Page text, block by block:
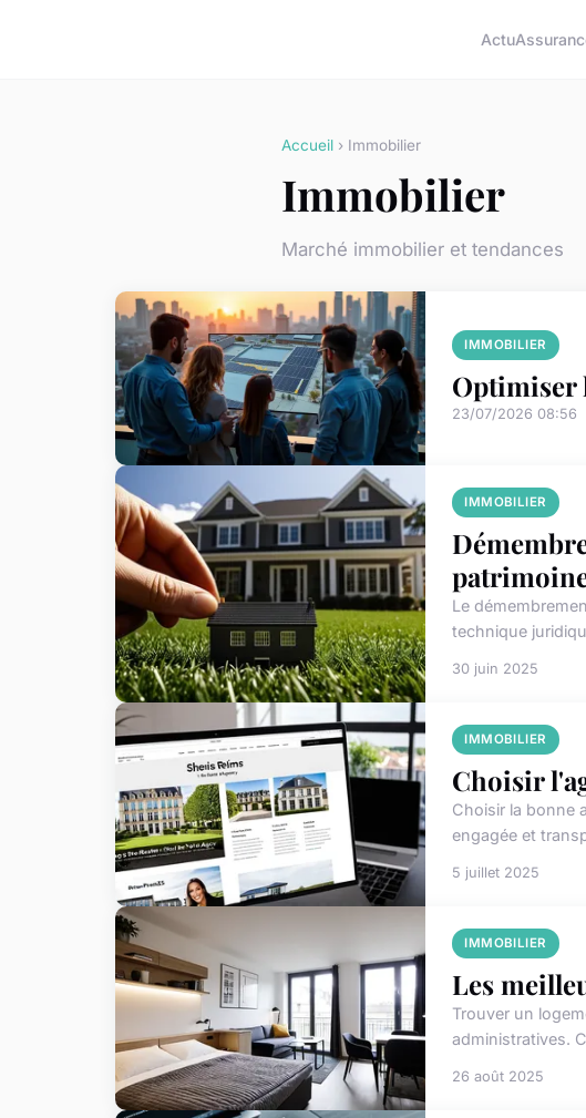
Actu
Accueil › Immobilier
Immobilier
Marché immobilier et tendances
IMMOBILIER
Optimiser
23/07/2026 08:56
IMMOBILIER
Le
technique
30 juin 2025
IMMOBILIER
Choisir
Choisir la bonne
engagée et
5 juillet 2025
IMMOBILIER
Les
Trouver un
administratives.
26 août 2025